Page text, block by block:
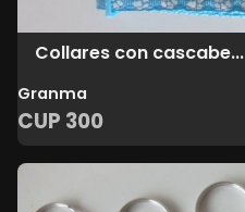
Collares con cascabe...
Granma
CUP 300